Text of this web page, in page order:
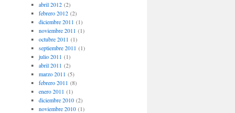
abril 2012(2)
febrero 2012(2)
diciembre 2011 (1)
noviembre 2011 (1)
octubre 2011 (1)
septiembre 2011 (1)
julio 2011 (1)
abril 2011 (2)
marzo 2011 (5)
febrero 2011 (8)
enero 2011 (1)
diciembre 2010(2)
noviembre 2010(1)